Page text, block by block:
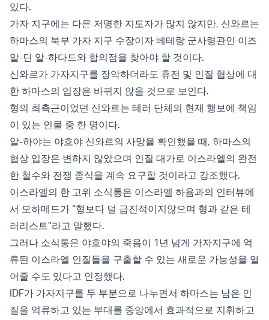
있다.
가자 지구에는 다른 저명한 지도자가 많지 않지만, 신와르는
하마스의 북부 가자 지구 수장이자 베테랑 군사령관인 이즈
알-딘 알-하다드와 합의점을 찾아야 할 것이다.
신와르가 가자지구를 장악하더라도 휴전 및 인질 협상에 대
한 하마스의 입장은 바뀌지 않을 것으로 보인다.
형의 최측근이었던 신와르는 테러 단체의 현재 행보에 책임
이 있는 인물 중 한 명이다.
알-하야는 야흐야 신와르의 사망을 확인했을 때, 하마스의
협상 입장은 변하지 않았으며 인질 대가로 이스라엘의 완전
한 철수와 전쟁 종식을 계속 요구할 것이라고 강조했다.
이스라엘의 한 고위 소식통은 이스라엘 하욤과의 인터뷰에
서 모하메드가 “형보다 덜 급진적이지않으며 형과 같은 테
러리스트”라고 말했다.
그러나 소식통은 야흐야의 죽음이 1년 넘게 가자지구에 억
류된 이스라엘 인질들을 구출할 수 있는 새로운 가능성을 열
어줄 수도 있다고 인정했다.
IDF가 가자지구를 두 부분으로 나누면서 하마스는 남은 인
질을 억류하고 있는 부대를 중앙에서 효과적으로 지휘하고